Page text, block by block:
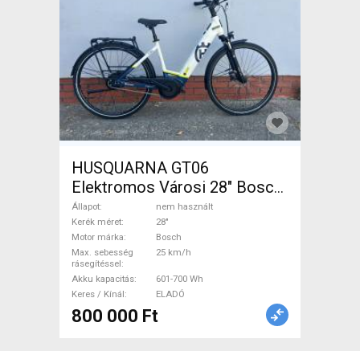
HUSQUARNA GT06
Elektromos Városi 28" Bosch
nem használt ELADÓ
Állapot
nem használt
Kerék méret
28"
Motor márka
Bosch
Max. sebesség
rásegítéssel
25 km/h
Akku kapacitás
601-700 Wh
Keres / Kínál
ELADÓ
800 000 Ft